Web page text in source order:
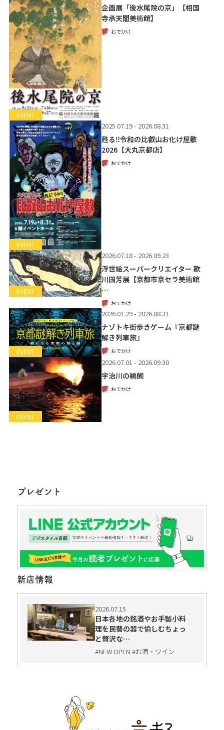
EVENT
企画展「後水尾院の京」【相国
寺承天閣美術館】
おでかけ
EVENT
2025.07.19 - 2026.08.31
甦る‼令和の比叡山お化け屋敷
2026【大丸京都店】
おでかけ
EVENT
2026.07.18 - 2026.09.23
浮世絵スーパークリエイター 歌
川国芳展【京都市京セラ美術館
…
おでかけ
EVENT
2026.01.29 - 2026.08.31
ナゾトキ街歩きゲーム『京都謎
解き列車旅』
おでかけ
EVENT
2026.07.01 - 2026.09.30
宇治川の鵜飼
おでかけ
プレゼント
新店情報
2026.07.15
日本各地の銘酒やお手製小料
理を民藝の器で愉しむちょっ
と贅沢な…
#NEW OPEN #お酒・ワイン